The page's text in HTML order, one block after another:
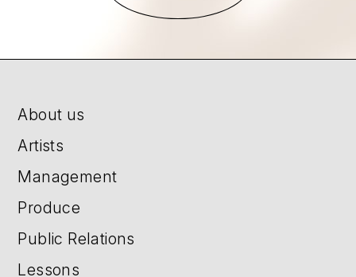
About us
Artists
Management
Produce
Public Relations
Lessons